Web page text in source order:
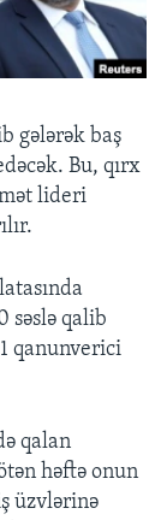
gələrək baş
Bu, qırx
lideri
səslə qalib
qanunverici
qalan
həftə onun
üzvlərinə